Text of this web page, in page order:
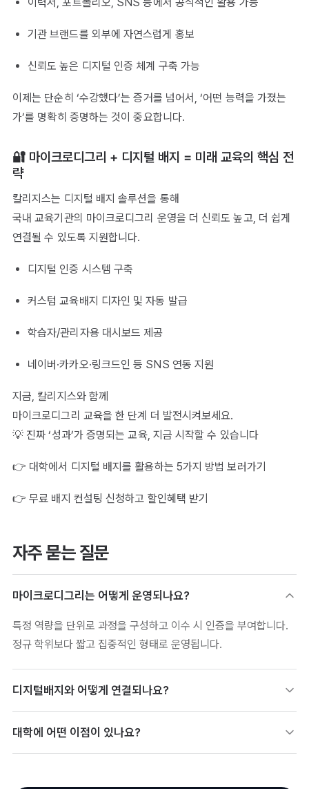
기관 브랜드를 외부에 자연스럽게 홍보
신뢰도 높은 디지털 인증 체계 구축 가능
이제는 단순히 ‘수강했다’는 증거를 넘어서, ‘어떤 능력을 가졌는
가’를 명확히 증명하는 것이 중요합니다.
🔐 마이크로디그리 + 디지털 배지 = 미래 교육의 핵심 전
략
칼리지스는 디지털 배지 솔루션을 통해
국내 교육기관의 마이크로디그리 운영을 더 신뢰도 높고, 더 쉽게
연결될 수 있도록 지원합니다.
디지털 인증 시스템 구축
커스텀 교육배지 디자인 및 자동 발급
학습자/관리자용 대시보드 제공
네이버·카카오·링크드인 등 SNS 연동 지원
지금, 칼리지스와 함께
마이크로디그리 교육을 한 단계 더 발전시켜보세요.
💡 진짜 ‘성과’가 증명되는 교육, 지금 시작할 수 있습니다
👉 대학에서 디지털 배지를 활용하는 5가지 방법 보러가기
👉무료 배지 컨설팅 신청하고 할인혜택 받기
자주 묻는 질문
마이크로디그리는 어떻게 운영되나요?
특정 역량을 단위로 과정을 구성하고 이수 시 인증을 부여합니다.
정규 학위보다 짧고 집중적인 형태로 운영됩니다.
디지털배지와 어떻게 연결되나요?
배지를 묶어 상위 인증으로 설계할 수도 있습니다.
대학에 어떤 이점이 있나요?